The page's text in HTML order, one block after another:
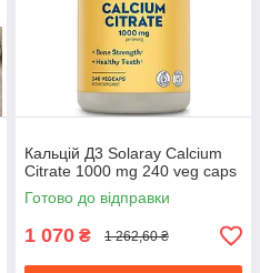
Кальцій Д3 Solaray Calcium
Citrate 1000 mg 240 veg caps
Готово до відправки
1 070 ₴ 1 262,60 ₴